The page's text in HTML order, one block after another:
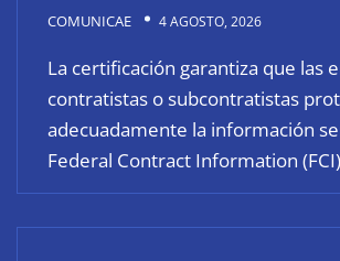
COMUNICAE 4 AGOSTO, 2026
La certificación garantiza que las
contratistas o subcontratistas
adecuadamente la información
Federal Contract Information